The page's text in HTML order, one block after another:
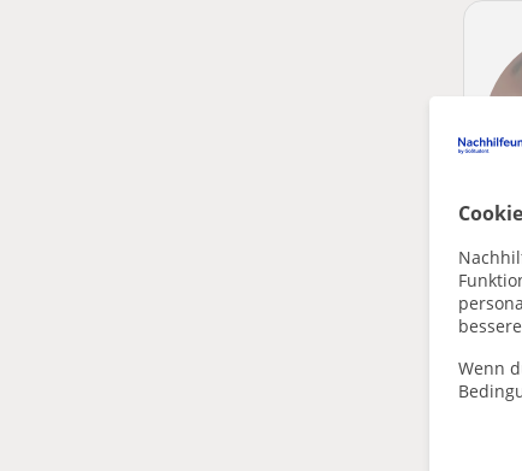
Wenn